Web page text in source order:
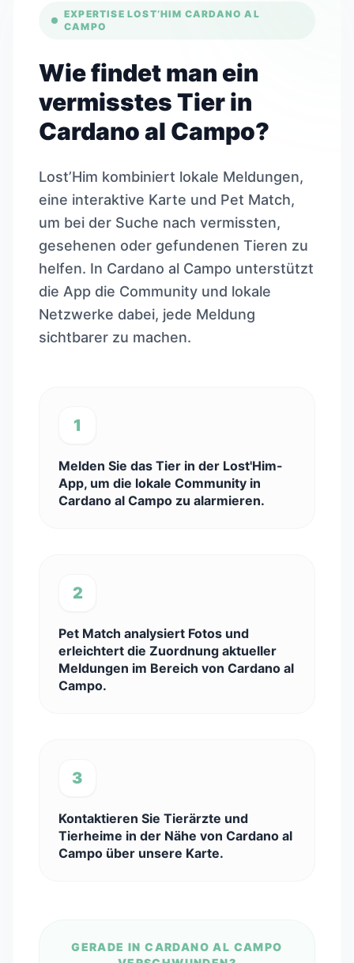
EXPERTISE LOST’HIM CARDANO AL
CAMPO
Wie findet man ein
vermisstes Tier in
Cardano al Campo?
Lost’Him kombiniert lokale Meldungen,
eine interaktive Karte und Pet Match,
um bei der Suche nach vermissten,
gesehenen oder gefundenen Tieren zu
helfen. In Cardano al Campo unterstützt
die App die Community und lokale
Netzwerke dabei, jede Meldung
sichtbarer zu machen.
1
Melden Sie das Tier in der Lost'Him-
App, um die lokale Community in
Cardano al Campo zu alarmieren.
2
Pet Match analysiert Fotos und
erleichtert die Zuordnung aktueller
Meldungen im Bereich von Cardano al
Campo.
3
Kontaktieren Sie Tierärzte und
Tierheime in der Nähe von Cardano al
Campo über unsere Karte.
GERADE IN CARDANO AL CAMPO